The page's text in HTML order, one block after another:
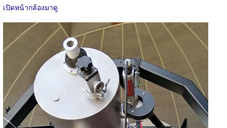
เปิดหน้ากล้องมาดู